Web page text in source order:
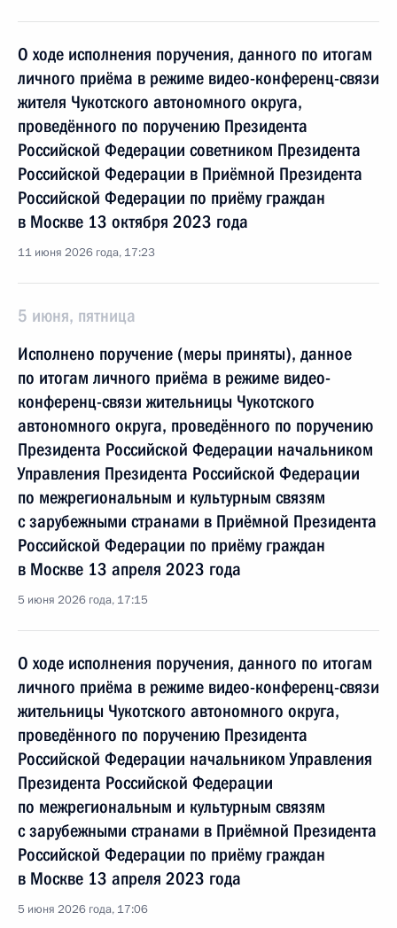
О ходе исполнения поручения, данного по итогам
личного приёма в режиме видео-конференц-связи
жителя Чукотского автономного округа,
проведённого по поручению Президента
Российской Федерации советником Президента
Российской Федерации в Приёмной Президента
Российской Федерации по приёму граждан
в Москве 13 октября 2023 года
11 июня 2026 года, 17:23
5 июня, пятница
Исполнено поручение (меры приняты), данное
по итогам личного приёма в режиме видео-
конференц-связи жительницы Чукотского
автономного округа, проведённого по поручению
Президента Российской Федерации начальником
Управления Президента Российской Федерации
по межрегиональным и культурным связям
с зарубежными странами в Приёмной Президента
Российской Федерации по приёму граждан
в Москве 13 апреля 2023 года
5 июня 2026 года, 17:15
О ходе исполнения поручения, данного по итогам
личного приёма в режиме видео-конференц-связи
жительницы Чукотского автономного округа,
проведённого по поручению Президента
Российской Федерации начальником Управления
Президента Российской Федерации
по межрегиональным и культурным связям
с зарубежными странами в Приёмной Президента
Российской Федерации по приёму граждан
в Москве 13 апреля 2023 года
5 июня 2026 года, 17:06